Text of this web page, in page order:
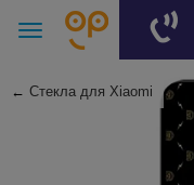
← Стекла для Xiaomi